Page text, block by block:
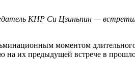
КНР Си Цзиньпин —
моментом
их предыдущей встрече в